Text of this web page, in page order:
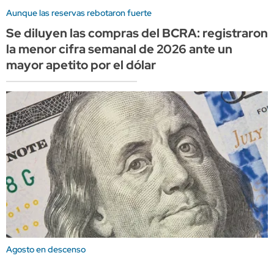
Aunque las reservas rebotaron fuerte
Se diluyen las compras del BCRA: registraron
la menor cifra semanal de 2026 ante un
mayor apetito por el dólar
Agosto en descenso